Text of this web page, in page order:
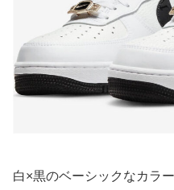
白×黒のベーシックなカラ